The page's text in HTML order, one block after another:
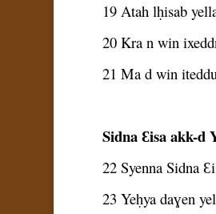
19 Atah lḥisab
20 Kra n win
21 Ma d win
Sidna Ɛisa akk-d
22 Syenna Sidna
23 Yeḥya daɣen